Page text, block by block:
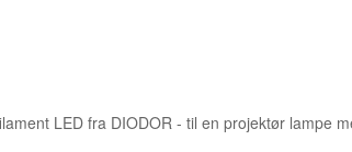
LED fra DIODOR - til en projektør lampe